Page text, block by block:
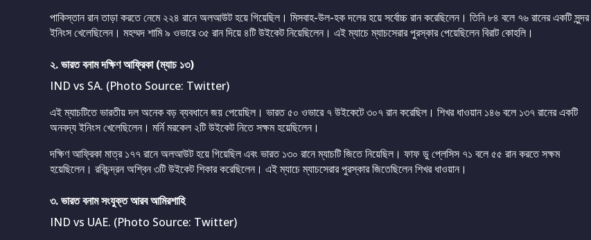
পাকিস্তান রান তাড়া করতে নেমে ২২৪ রানে অলআউট হয়ে গিয়েছিল। মিসবাহ-উল-হক দলের হয়ে সর্বোচ্চ রান করেছিলেন। তিনি ৮৪ বলে ৭৬ রানের একটি সুন্দর
ইনিংস খেলেছিলেন। মহম্মদ শামি ৯ ওভারে ৩৫ রান দিয়ে ৪টি উইকেট নিয়েছিলেন। এই ম্যাচে ম্যাচসেরার পুরস্কার পেয়েছিলেন বিরাট কোহলি।
২. ভারত বনাম দক্ষিণ আফ্রিকা (ম্যাচ ১৩)
IND vs SA. (Photo Source: Twitter)
এই ম্যাচটিতে ভারতীয় দল অনেক বড় ব্যবধানে জয় পেয়েছিল। ভারত ৫০ ওভারে ৭ উইকেটে ৩০৭ রান করেছিল। শিখর ধাওয়ান ১৪৬ বলে ১৩৭ রানের একটি
অনবদ্য ইনিংস খেলেছিলেন। মর্নি মরকেল ২টি উইকেট নিতে সক্ষম হয়েছিলেন।
দক্ষিণ আফ্রিকা মাত্র ১৭৭ রানে অলআউট হয়ে গিয়েছিল এবং ভারত ১৩০ রানে ম্যাচটি জিতে নিয়েছিল। ফাফ ডু প্লেসিস ৭১ বলে ৫৫ রান করতে সক্ষম
হয়েছিলেন। রবিচন্দ্রন অশ্বিন ৩টি উইকেট শিকার করেছিলেন। এই ম্যাচে ম্যাচসেরার পুরস্কার জিতেছিলেন শিখর ধাওয়ান।
৩. ভারত বনাম সংযুক্ত আরব আমিরশাহি
IND vs UAE. (Photo Source: Twitter)